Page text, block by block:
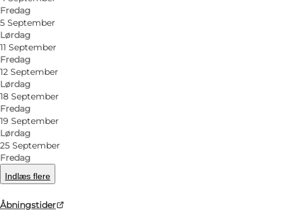
Fredag
5 September
Lørdag
11 September
Fredag
12 September
Lørdag
18 September
Fredag
19 September
Lørdag
25 September
Fredag
Indlæs flere
Åbningstider
Foto: